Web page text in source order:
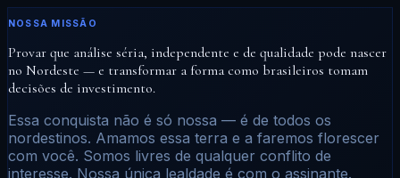
NOSSA MISSÃO
Provar que análise séria, independente e de qualidade pode nascer
no Nordeste — e transformar a forma como brasileiros tomam
decisões de investimento.
Essa conquista não é só nossa — é de todos os
nordestinos. Amamos essa terra e a faremos florescer
com você. Somos livres de qualquer conflito de
interesse. Nossa única lealdade é com o assinante.